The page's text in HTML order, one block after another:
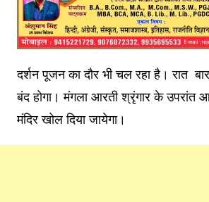
दर्शन पूजन का दौर भी चल रहा है। रात
बंद होगा। मंगला आरती श्रृंगार के उपरांत
मंदिर खोल दिया जायेगा।